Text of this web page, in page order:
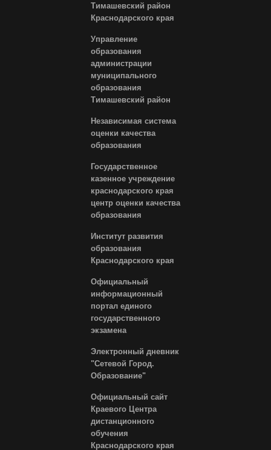
Тимашевский район
Краснодарского края
Управление
образования
администрации
муниципального
образования
Тимашевский район
Независимая система
оценки качества
образования
Государственное
казенное учреждение
краснодарского края
центр оценки качества
образования
Институт развития
образования
Краснодарского края
Официальный
информационный
портал единого
государственного
экзамена
Электронный дневник
"Сетевой Город.
Образование"
Официальный сайт
Краевого Центра
дистанционного
обучения
Краснодарского края